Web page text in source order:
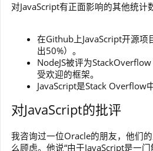
对JavaScript有正面影响的其他统计
在Github上JavaScript开源项
出50%）。
NodeJS被评为
受欢迎的框架。
JavaScript是Stack Overflow
对JavaScript的批评
我咨询过一位Oracle的朋友，他们
么顾虑。他说“由于JavaScript是一